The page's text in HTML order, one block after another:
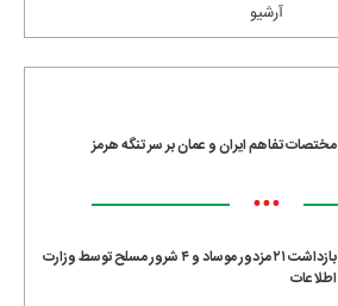
آرشیو
مختصات تفاهم ایران و عمان بر سر تنگه هرمز
•••
بازداشت ۲۱ مزدور موساد و ۴ شرور مسلح توسط وزارت
اطلاعات